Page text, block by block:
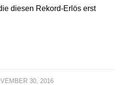
diesen Rekord-Erlös erst
30, 2016